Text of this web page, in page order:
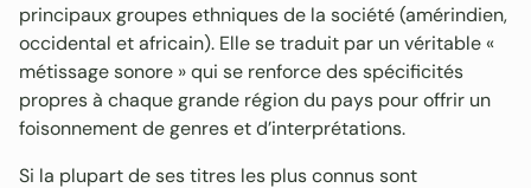
principaux groupes ethniques de la société (amérindien,
occidental et africain). Elle se traduit par un véritable «
métissage sonore » qui se renforce des spécificités
propres à chaque grande région du pays pour offrir un
foisonnement de genres et d’interprétations.
Si la plupart de ses titres les plus connus sont